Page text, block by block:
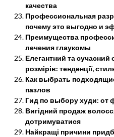
качества
Профессиональная
почему это выгодно и
Преимущества
лечения глаукомы
Елегантний та сучасний
розмірів: тенденції,
Как выбрать
пазлов
Гид по выбору худи: от
Вигідний продаж
дотримуватися
Найкращі причини